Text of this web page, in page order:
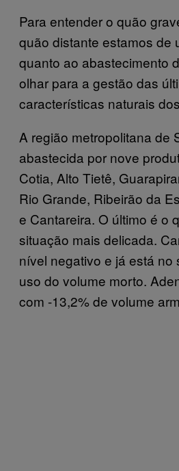
Para entender o quão
quão distante estamos de
quanto ao abastecimento
olhar para a gestão das
características naturais
A região metropolitana de
abastecida por nove
Cotia, Alto Tietê,
Rio Grande, Ribeirão da
e Cantareira. O último é o
situação mais delicada.
nível negativo e já está no
uso do volume morto.
com -13,2% de volume